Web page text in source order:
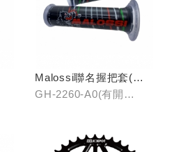
Malossi聯名握把套(有
開口)/(無開口)
GH-2260-A0(有開